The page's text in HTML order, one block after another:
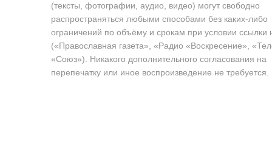
(тексты, фотографии, аудио, видео) могут свободно
распространяться любыми способами без каких-либо
ограничений по объёму и срокам при условии ссылки
(«Православная газета», «Радио «Воскресение»,
«Союз»). Никакого дополнительного согласования на
перепечатку или иное воспроизведение не требуется.